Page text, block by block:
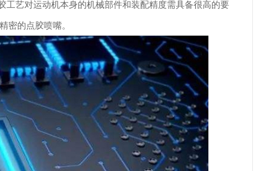
工艺对运动机本身的机械部件和装配精度需具备很高的要
密的点胶喷嘴。